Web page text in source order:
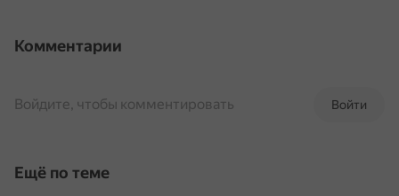
Комментарии
Войти
Войдите, чтобы комментировать
Ещё по теме